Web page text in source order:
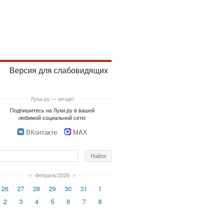
Версия для слабовидящих
Луки.ру — везде!
Подпишитесь на Луки.ру в вашей
любимой социальной сети:
ВКонтакте MAX
◄ Февраль'2026 ►
26 27 28 29 30 31
1
2
3 4 5 6 7
8